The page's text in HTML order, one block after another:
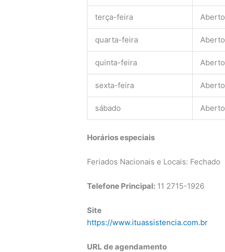
terça-feira Aberto
quarta-feira Aberto
quinta-feira Aberto
sexta-feira Aberto
sábado Aberto
Horários especiais
Feriados Nacionais e Locais: Fechado
Telefone Principal: 11 2715-1926
Site
https://www.ituassistencia.com.br
URL de agendamento